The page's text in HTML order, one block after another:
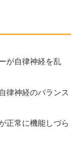
が自律神経を乱
律神経のバランス
正常に機能しづら